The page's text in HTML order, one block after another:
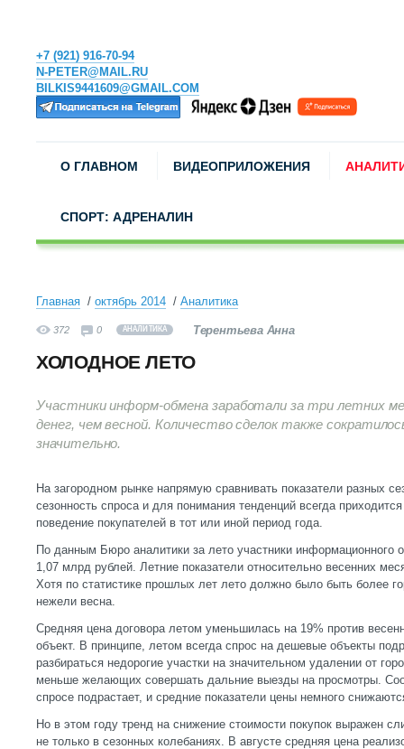
+7 (921) 916-70-94
N-PETER@MAIL.RU
BILKIS9441609@GMAIL.COM
О ГЛАВНОМ ВИДЕОПРИЛОЖЕНИЯ
СПОРТ: АДРЕНАЛИН
Главная октябрь 2014 Аналитика
372 0 АНАЛИТИКА Терентьева Анна
ХОЛОДНОЕ ЛЕТО
Участники информ-обмена заработали за три летних
денег, чем весной. Количество сделок также
значительно.
На загородном рынке напрямую сравнивать показатели разных
сезонность спроса и для понимания тенденций всегда
поведение покупателей в тот или иной период года.
По данным Бюро аналитики за лето участники информационного
1,07 млрд рублей. Летние показатели относительно весенних
Хотя по статистике прошлых лет лето должно было быть более
нежели весна.
Средняя цена договора летом уменьшилась на 19% против
объект. В принципе, летом всегда спрос на дешевые объекты
разбираться недорогие участки на значительном удалении от
меньше желающих совершать дальние выезды на просмотры.
спросе подрастает, и средние показатели цены немного
Но в этом году тренд на снижение стоимости покупок выражен
не только в сезонных колебаниях. В августе средняя цена